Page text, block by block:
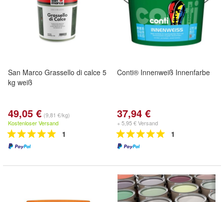
San Marco Grassello di calce 5
kg weiß
49,05 € (9,81 €/kg)
Kostenloser Versand
1
Conti® Innenweiß Innenfarbe
37,94 €
+ 5,95 € Versand
1